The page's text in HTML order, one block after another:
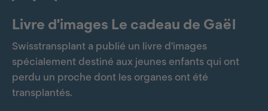
Livre d'images Le cadeau de Gaël
Swisstransplant a publié un livre d'images
spécialement destiné aux jeunes enfants qui ont
perdu un proche dont les organes ont été
transplantés.